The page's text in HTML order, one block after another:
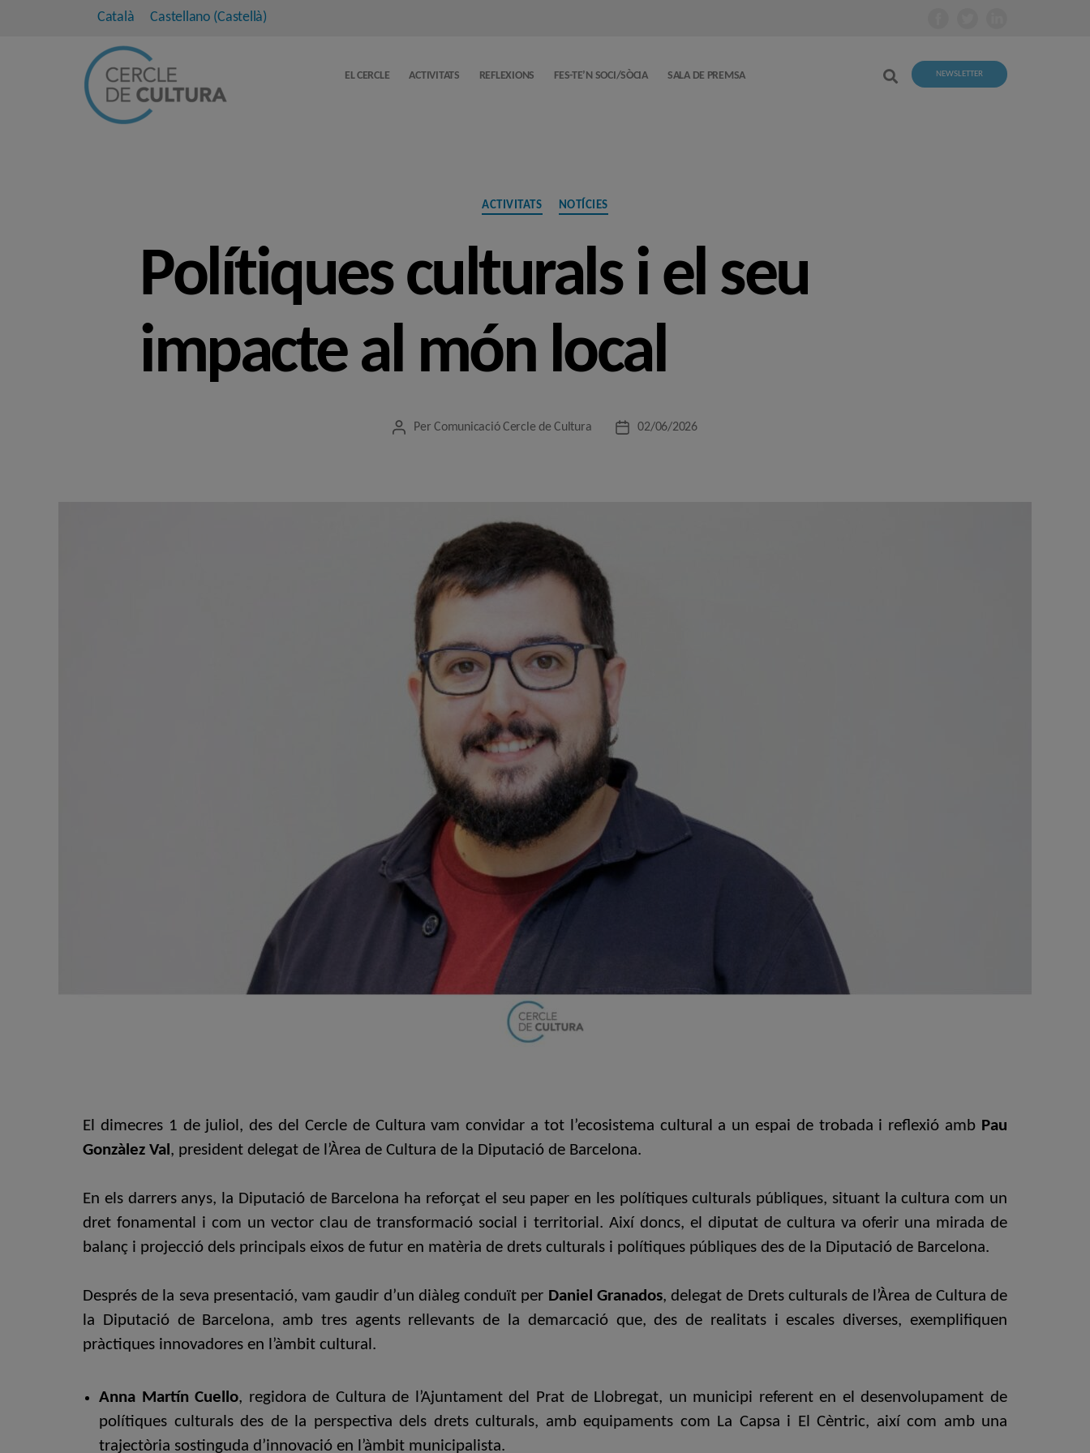
Català Castellano (Castellà)
EL CERCLE ACTIVITATS REFLEXIONS FES-TE’N SOCI/SÒCIA SALA DE PREMSA NEWSLETTER
Categories
ACTIVITATS NOTÍCIES
Polítiques culturals i el seu
impacte al món local
Autor
PerComunicació Cercle de Cultura
Data02/06/2026
El dimecres 1 de juliol, des del Cercle de Cultura vam convidar a tot l’ecosistema cultural a un espai de trobada i reflexió amb Pau
Gonzàlez Val , president delegat de l’Àrea de Cultura de la Diputació de Barcelona.
En els darrers anys, la Diputació de Barcelona ha reforçat el seu paper en les polítiques culturals públiques, situant la cultura com un
dret fonamental i com un vector clau de transformació social i territorial. Així doncs, el diputat de cultura va oferir una mirada de
balanç i projecció dels principals eixos de futur en matèria de drets culturals i polítiques públiques des de la Diputació de Barcelona.
Després de la seva presentació, vam gaudir d’un diàleg conduït per Daniel Granados, delegat de Drets culturals de l’Àrea de Cultura de
la Diputació de Barcelona, amb tres agents rellevants de la demarcació que, des de realitats i escales diverses, exemplifiquen
pràctiques innovadores en l’àmbit cultural.
Anna Martín Cuello, regidora de Cultura de l’Ajuntament del Prat de Llobregat, un municipi referent en el desenvolupament de
polítiques culturals des de la perspectiva dels drets culturals, amb equipaments com La Capsa i El Cèntric, així com amb una
trajectòria sostinguda d’innovació en l’àmbit municipalista.